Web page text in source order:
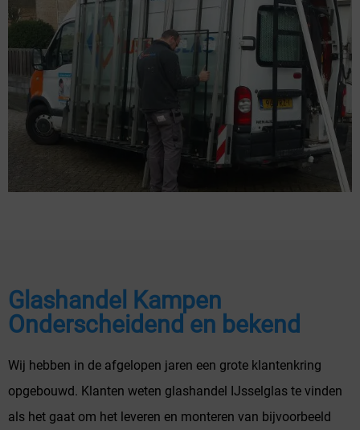
Glashandel Kampen
Onderscheidend en bekend
Wij hebben in de afgelopen jaren een grote klantenkring
opgebouwd. Klanten weten glashandel IJsselglas te vinden
als het gaat om het leveren en monteren van bijvoorbeeld